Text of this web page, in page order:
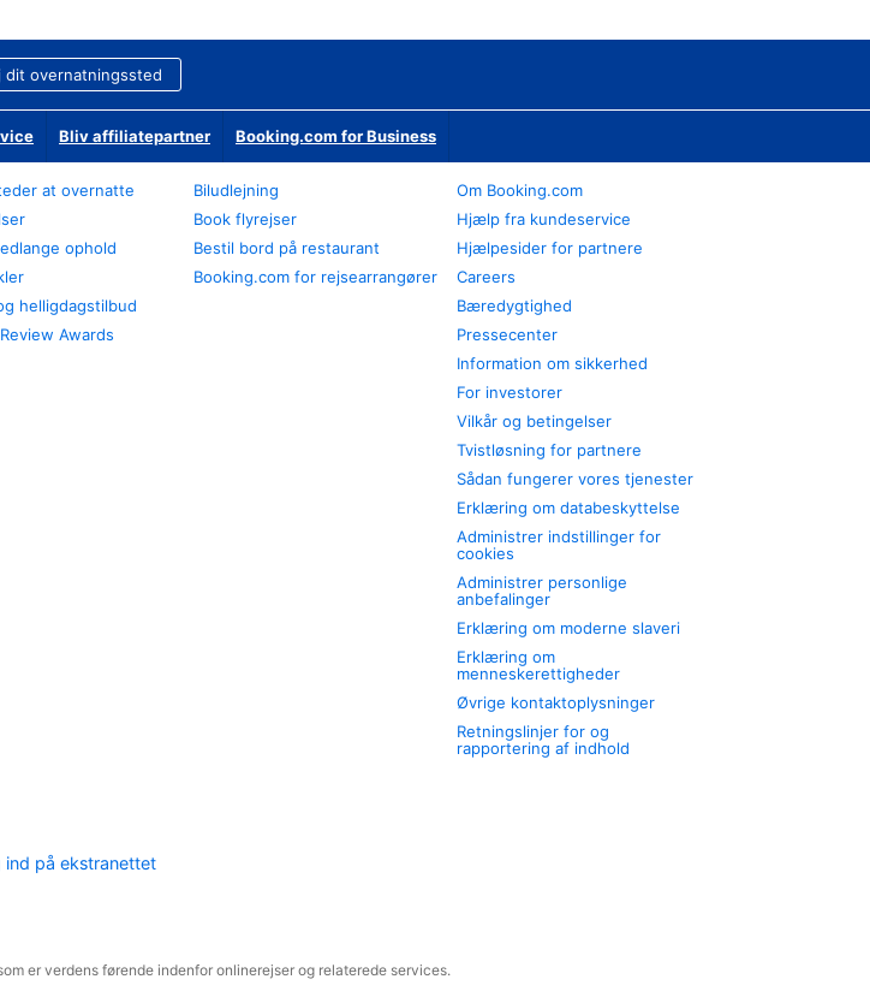
dit overnatningssted
Bliv affiliatepartner Booking.com for Business
at overnatte
ophold
helligdagstilbud
Awards
Biludlejning
Book flyrejser
Bestil bord på restaurant
Booking.com for rejsearrangører
Om Booking.com
Hjælp fra kundeservice
Hjælpesider for partnere
Careers
Bæredygtighed
Pressecenter
Information om sikkerhed
For investorer
Vilkår og betingelser
Tvistløsning for partnere
Sådan fungerer vores tjenester
Erklæring om databeskyttelse
Administrer indstillinger for
cookies
Administrer personlige
anbefalinger
Erklæring om moderne slaveri
Erklæring om
menneskerettigheder
Øvrige kontaktoplysninger
Retningslinjer for og
rapportering af indhold
ind på ekstranettet
er verdens førende indenfor onlinerejser og relaterede services.